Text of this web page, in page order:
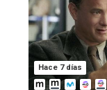
Hace 7 días